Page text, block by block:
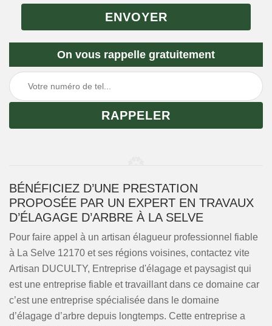
On vous rappelle gratuitement
BÉNÉFICIEZ D’UNE PRESTATION
PROPOSÉE PAR UN EXPERT EN TRAVAUX
D’ÉLAGAGE D’ARBRE À LA SELVE
Pour faire appel à un artisan élagueur professionnel fiable
à La Selve 12170 et ses régions voisines, contactez vite
Artisan DUCULTY, Entreprise d'élagage et paysagist qui
est une entreprise fiable et travaillant dans ce domaine car
c’est une entreprise spécialisée dans le domaine
d’élagage d’arbre depuis longtemps. Cette entreprise a